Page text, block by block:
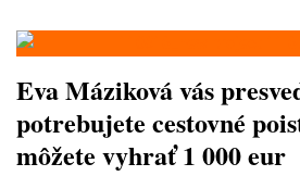
Eva Máziková vás
potrebujete cestovné
môžete vyhrať 1 000 eur